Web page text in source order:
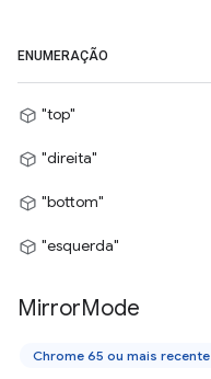
ENUMERAÇÃO
"top"
"direita"
"bottom"
"esquerda"
MirrorMode
Chrome 65 ou mais recente